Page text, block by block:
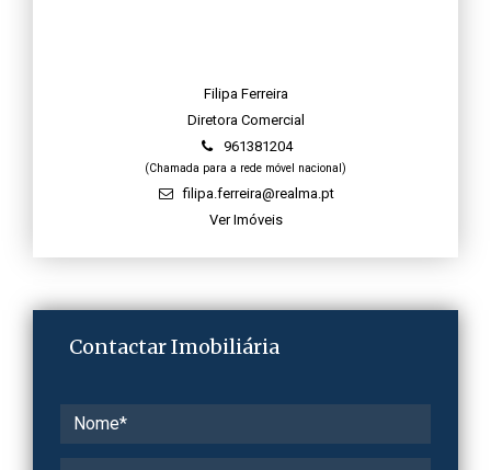
Filipa Ferreira
Diretora Comercial
961381204
(Chamada para a rede móvel nacional)
filipa.ferreira@realma.pt
Ver Imóveis
Contactar Imobiliária